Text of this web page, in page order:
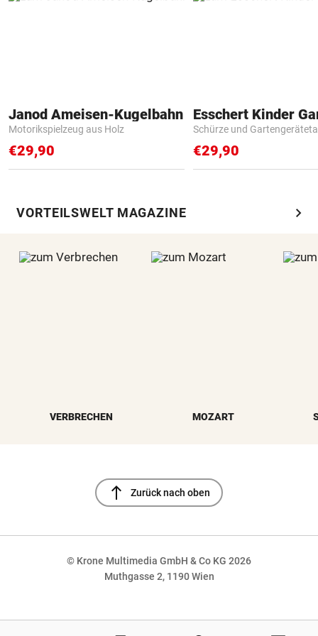
Janod Ameisen-Kugelbahn
Motorikspielzeug aus Holz
€29,90
Schürze und
€29,90
VORTEILSWELT MAGAZINE chevron_right
VERBRECHEN MOZART
north Zurück nach oben
© Krone Multimedia GmbH & Co KG 2026
Muthgasse 2, 1190 Wien
NaN%